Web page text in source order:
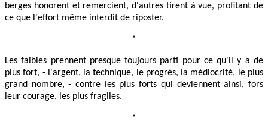
berges honorent et remercient, d'autres tirent à vue, profitant de
ce que l'effort même interdit de riposter.
*
Les faibles prennent presque toujours parti pour ce qu'il y a de
plus fort, - l'argent, la technique, le progrès, la médiocrité, le plus
grand nombre, - contre les plus forts qui deviennent ainsi, fors
leur courage, les plus fragiles.
*